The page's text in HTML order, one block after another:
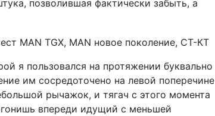
позволившая фактически забыть, а
я пользовался на протяжении буквально
им сосредоточено на левой поперечине
рычажок, и тягач с этого момента
впереди идущий с меньшей